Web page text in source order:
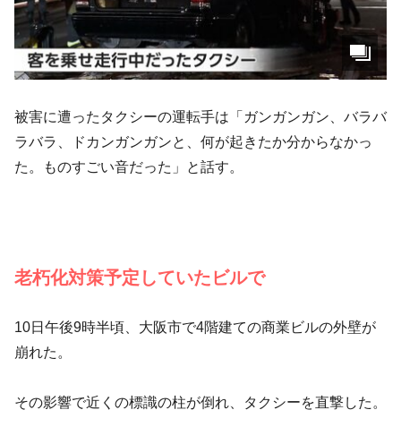
被害に遭ったタクシーの運転手は「ガンガンガン、バラバ
ラバラ、ドカンガンガンと、何が起きたか分からなかっ
た。ものすごい音だった」と話す。
老朽化対策予定していたビルで
10日午後9時半頃、大阪市で4階建ての商業ビルの外壁が
崩れた。
その影響で近くの標識の柱が倒れ、タクシーを直撃した。